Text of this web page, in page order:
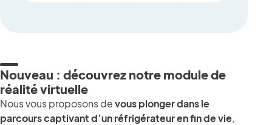
Nouveau : découvrez notre module de
réalité virtuelle
Nous vous proposons devous plonger dans le
parcours captivant d’un réfrigérateur en fin de vie,